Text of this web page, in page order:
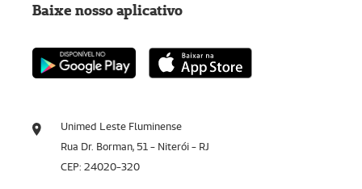
Unimed Leste Fluminense
Rua Dr. Borman, 51 - Niterói - RJ
CEP: 24020-320
Baixe nosso aplicativo